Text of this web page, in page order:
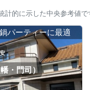
的に示した中央参考値
パーティーに最適
・門司）